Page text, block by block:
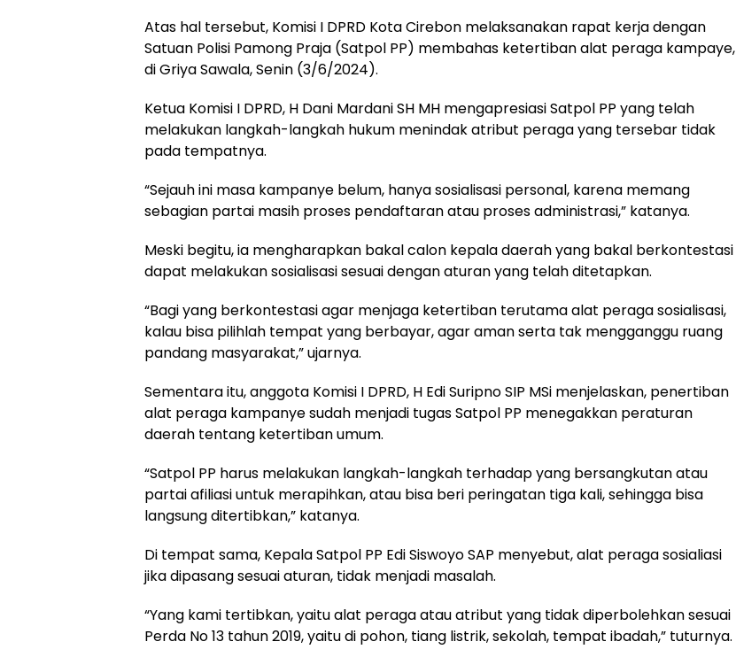
Atas hal tersebut, Komisi I DPRD Kota Cirebon melaksanakan rapat kerja dengan
Satuan Polisi Pamong Praja (Satpol PP) membahas ketertiban alat peraga kampaye,
di Griya Sawala, Senin (3/6/2024).
Ketua Komisi I DPRD, H Dani Mardani SH MH mengapresiasi Satpol PP yang telah
melakukan langkah-langkah hukum menindak atribut peraga yang tersebar tidak
pada tempatnya.
“Sejauh ini masa kampanye belum, hanya sosialisasi personal, karena memang
sebagian partai masih proses pendaftaran atau proses administrasi,” katanya.
Meski begitu, ia mengharapkan bakal calon kepala daerah yang bakal berkontestasi
dapat melakukan sosialisasi sesuai dengan aturan yang telah ditetapkan.
“Bagi yang berkontestasi agar menjaga ketertiban terutama alat peraga sosialisasi,
kalau bisa pilihlah tempat yang berbayar, agar aman serta tak mengganggu ruang
pandang masyarakat,” ujarnya.
Sementara itu, anggota Komisi I DPRD, H Edi Suripno SIP MSi menjelaskan, penertiban
alat peraga kampanye sudah menjadi tugas Satpol PP menegakkan peraturan
daerah tentang ketertiban umum.
“Satpol PP harus melakukan langkah-langkah terhadap yang bersangkutan atau
partai afiliasi untuk merapihkan, atau bisa beri peringatan tiga kali, sehingga bisa
langsung ditertibkan,” katanya.
Di tempat sama, Kepala Satpol PP Edi Siswoyo SAP menyebut, alat peraga sosialiasi
jika dipasang sesuai aturan, tidak menjadi masalah.
“Yang kami tertibkan, yaitu alat peraga atau atribut yang tidak diperbolehkan sesuai
Perda No 13 tahun 2019, yaitu di pohon, tiang listrik, sekolah, tempat ibadah,” tuturnya.